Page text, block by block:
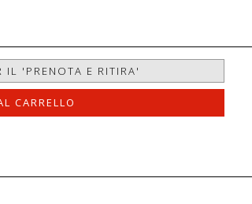
IL 'PRENOTA E RITIRA'
CARRELLO